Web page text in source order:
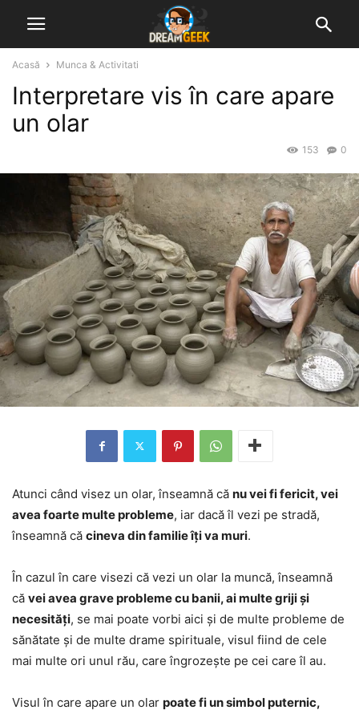
Acasă Munca & Activitati
Interpretare vis în care apare
un olar
0
153
Atunci când visez un olar, înseamnă că nu vei fi fericit, vei
avea foarte multe probleme, iar dacă îl vezi pe stradă,
înseamnă că cineva din familie îți va muri.
În cazul în care visezi că vezi un olar la muncă, înseamnă
că vei avea grave probleme cu banii, ai multe griji și
necesități, se mai poate vorbi aici și de multe probleme de
sănătate și de multe drame spirituale, visul fiind de cele
mai multe ori unul rău, care îngrozește pe cei care îl au.
Visul în care apare un olar poate fi un simbol puternic,